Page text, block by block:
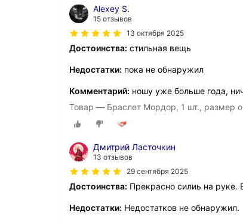
Alexey S.
15 отзывов
13 октября 2025
Достоинства: стильная вещь
Недостатки: пока не обнаружил
Комментарий: ношу уже больше года,
Товар — Браслет Мордор, 1 шт., размер
Дмитрий Ласточкин
13 отзывов
29 сентября 2025
Достоинства: Прекрасно силиь на руке.
Недостатки: Недостатков не обнаружил.